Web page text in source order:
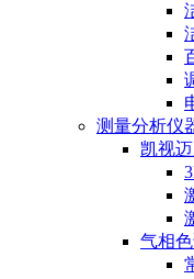
测量分析仪
凯视
气相